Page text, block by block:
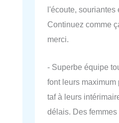
l'écoute, souriantes
Continuez comme
merci.
- Superbe équipe
font leurs maximum
taf à leurs
délais. Des femmes